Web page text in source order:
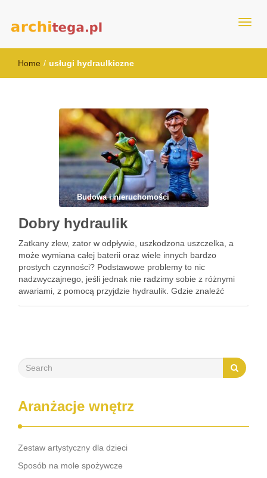
architega.pl
Home / usługi hydraulkiczne
Budowa i nieruchomości
Dobry hydraulik
Zatkany zlew, zator w odpływie, uszkodzona uszczelka, a
może wymiana całej baterii oraz wiele innych bardzo
prostych czynności? Podstawowe problemy to nic
nadzwyczajnego, jeśli jednak nie radzimy sobie z różnymi
awariami, z pomocą przyjdzie hydraulik. Gdzie znaleźć
Aranżacje wnętrz
Zestaw artystyczny dla dzieci
Sposób na mole spożywcze